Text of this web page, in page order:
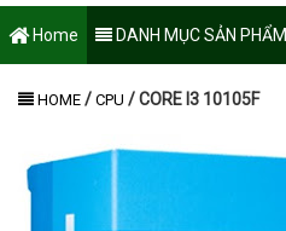
Home DANH MỤC SẢN PHẨM
HOME / CPU /CORE I3 10105F